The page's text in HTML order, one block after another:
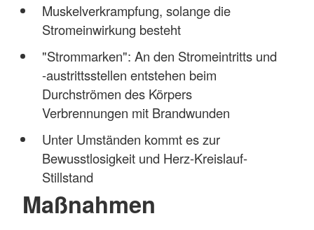
Muskelverkrampfung, solange die
Stromeinwirkung besteht
"Strommarken": An den Stromeintritts und
-austrittsstellen entstehen beim
Durchströmen des Körpers
Verbrennungen mit Brandwunden
Unter Umständen kommt es zur
Bewusstlosigkeit und Herz-Kreislauf-
Stillstand
Maßnahmen